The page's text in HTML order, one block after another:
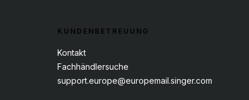
KUNDENBETREUUNG
Kontakt
Fachhändlersuche
support.europe@europemail.singer.com